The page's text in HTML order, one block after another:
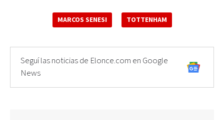
MARCOS SENESI TOTTENHAM
Seguí las noticias de Elonce.com en Google
News